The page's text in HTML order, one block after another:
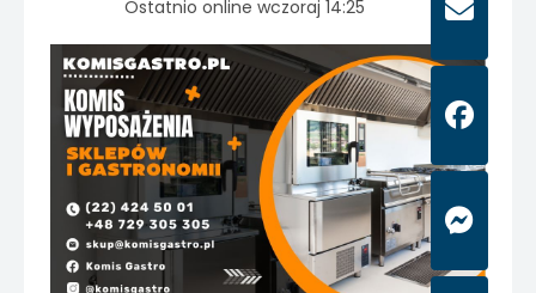
Ostatnio online wczoraj 14:25